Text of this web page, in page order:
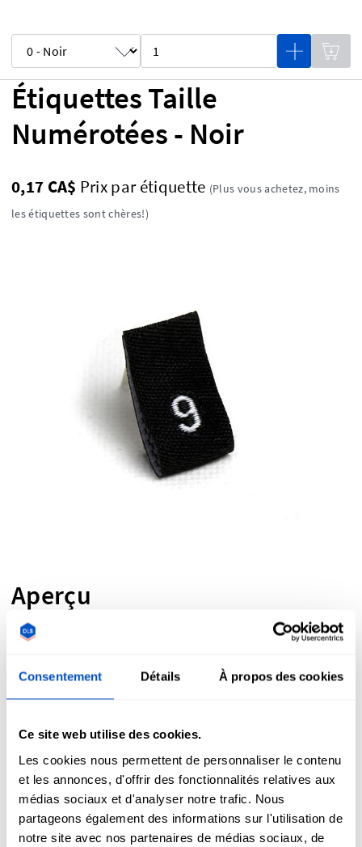
Consentement Détails À propos des cookies
Ce site web utilise des cookies.
Les cookies nous permettent de personnaliser le contenu
et les annonces, d'offrir des fonctionnalités relatives aux
médias sociaux et d'analyser notre trafic. Nous
partageons également des informations sur l'utilisation de
notre site avec nos partenaires de médias sociaux, de
Étiquettes Taille
Numérotées - Noir
0,17 CA$ Prix ​​par étiquette (Plus vous achetez, moins
les étiquettes sont chères!)
Aperçu
Étiquettes standard industrielles en blanc sur noir
Ces étiquettes de taille sont destinées à être pliées en deux
et cousues dans une couture. Dans de nombreux cas, les
Assurez-vous que vos clients, amis ou famille aient toujours
ce qu'il y a de mieux en donnant à vos articles une étiquette
de taille claire. La taille de ces étiquettes est 1 x 4 cm / 0,39"
x 1,57"